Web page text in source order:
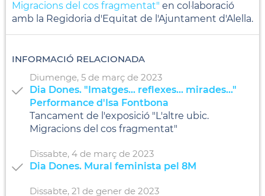
Migracions del cos fragmentat" en col·laboració
amb la Regidoria d'Equitat de l'Ajuntament d'Alella.
INFORMACIÓ RELACIONADA
Diumenge, 5 de març de 2023
Dia Dones. "Imatges... reflexes... mirades..."
Performance d'Isa Fontbona
Tancament de l'exposició "L'altre ubic.
Migracions del cos fragmentat"
Dissabte, 4 de març de 2023
Dia Dones. Mural feminista pel 8M
Dissabte, 21 de gener de 2023